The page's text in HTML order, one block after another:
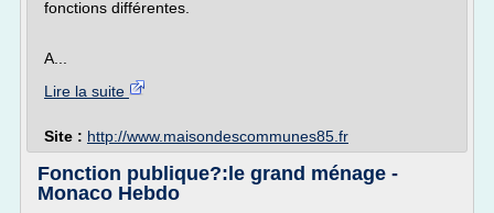
fonctions différentes.
A...
Lire la suite
Site : http://www.maisondescommunes85.fr
Fonction publique?:le grand ménage -
Monaco Hebdo